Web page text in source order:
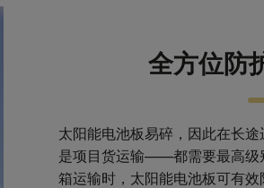
全方位防
太阳能电池板易碎，因此在长
是项目货运输——都需要最高级
箱运输时，太阳能电池板可有